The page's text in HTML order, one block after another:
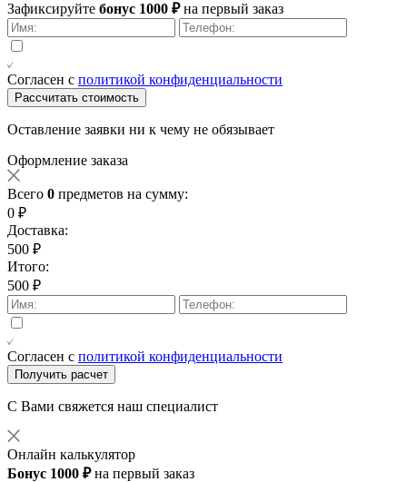
Зафиксируйте бонус 1000 ₽на первый заказ
Согласен с политикой конфиденциальности
Рассчитать стоимость
Оставление заявки ни к чему не обязывает
Оформление заказа
Всего 0 предметов на сумму:
0 ₽
Доставка:
500 ₽
Итого:
500 ₽
Согласен с политикой конфиденциальности
Получить расчет
С Вами свяжется наш специалист
Онлайн калькулятор
Бонус 1000 ₽на первый заказ